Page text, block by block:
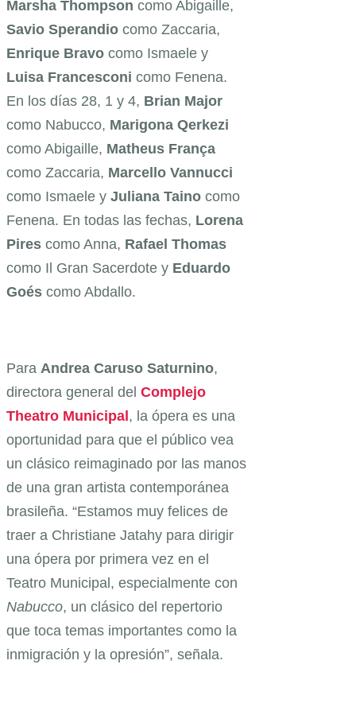
Marsha Thompson como Abigaille,
Savio Sperandio como Zaccaria,
Enrique Bravo como Ismaele y
Luisa Francesconi como Fenena.
En los días 28, 1 y 4, Brian Major
como Nabucco, Marigona Qerkezi
como Abigaille, Matheus França
como Zaccaria, Marcello Vannucci
como Ismaele y Juliana Taino como
Fenena. En todas las fechas, Lorena
Pires como Anna, Rafael Thomas
como Il Gran Sacerdote y Eduardo
Goés como Abdallo.
Para Andrea Caruso Saturnino,
directora general del Complejo
Theatro Municipal, la ópera es una
oportunidad para que el público vea
un clásico reimaginado por las manos
de una gran artista contemporánea
brasileña. “Estamos muy felices de
traer a Christiane Jatahy para dirigir
una ópera por primera vez en el
Teatro Municipal, especialmente con
Nabucco, un clásico del repertorio
que toca temas importantes como la
inmigración y la opresión”, señala.